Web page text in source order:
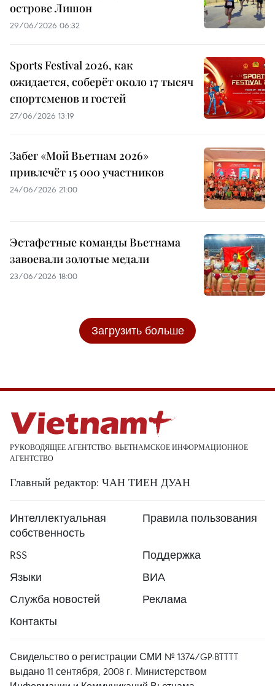
острове Лишон
29/06/2026 06:32
Sports Festival 2026, как
ожидается, соберёт около 17 тысяч
спортсменов и гостей
27/06/2026 13:19
Забег «Мой Вьетнам 2026»
привлечёт 15 000 участников
24/06/2026 21:00
Эстафетные команды Вьетнама
завоевали золотые медали
23/06/2026 18:00
Загрузить больше
РУКОВОДЯЩЕЕ АГЕНТСТВО: ВЬЕТНАМСКОЕ ИНФОРМАЦИОННОЕ
АГЕНТСТВО
Главный редактор: ЧАН ТИЕН ДУАН
Интеллектуальная
собственность
Правила пользования
RSS
Поддержка
Языки
ВИА
Служба новостей
Реклама
Контакты
Свидельство о регистрации СМИ № 1374/GP-BTTTT
выдано 11 сентября, 2008 г. Министерством